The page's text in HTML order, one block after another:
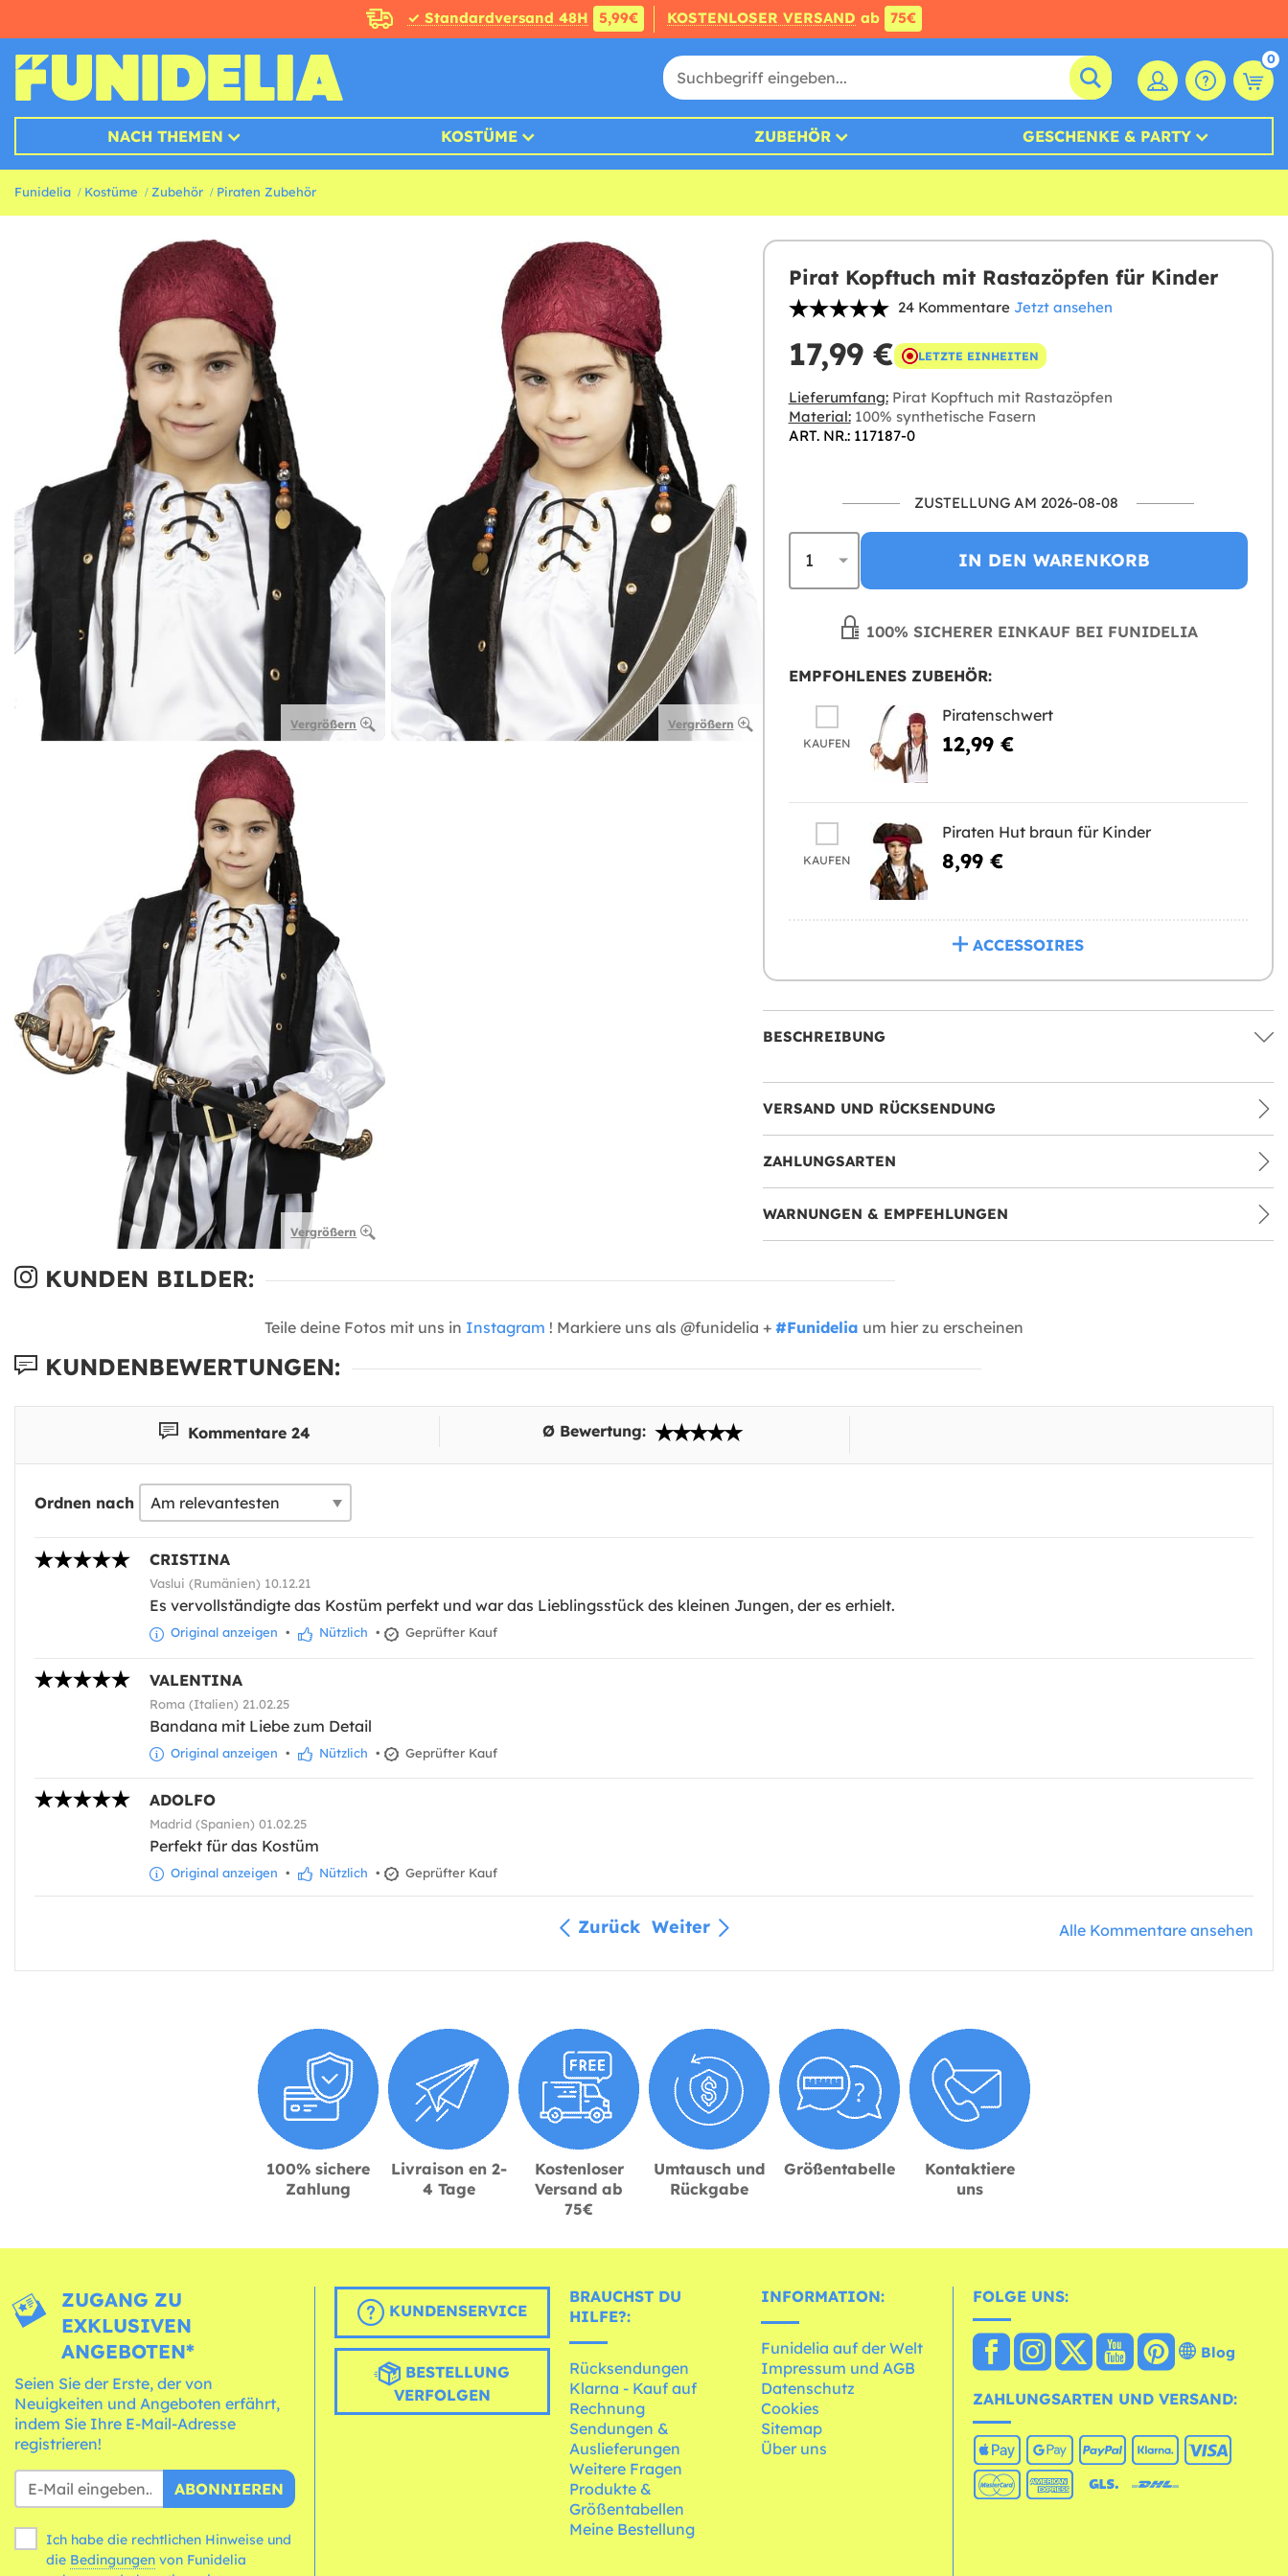
✓ Standardversand 48H 5,99€ KOSTENLOSER VERSAND ab 75€
0
NACH THEMEN KOSTÜME ZUBEHÖR GESCHENKE & PARTY
Funidelia Kostüme Zubehör Piraten Zubehör
Vergrößern Vergrößern
Vergrößern
Pirat Kopftuch mit Rastazöpfen für Kinder
24 Kommentare Jetzt ansehen
17,99 € LETZTE EINHEITEN
Lieferumfang:Pirat Kopftuch mit Rastazöpfen
Material:100% synthetische Fasern
ART. NR.: 117187-0
ZUSTELLUNG AM 2026-08-08
IN DEN WARENKORB
100% SICHERER EINKAUF BEI FUNIDELIA
EMPFOHLENES ZUBEHÖR:
KAUFEN
Piratenschwert
12,99 €
KAUFEN
Piraten Hut braun für Kinder
8,99 €
ACCESSOIRES
BESCHREIBUNG
VERSAND UND RÜCKSENDUNG
ZAHLUNGSARTEN
WARNUNGEN & EMPFEHLUNGEN
KUNDEN BILDER:
Teile deine Fotos mit uns in Instagram ! Markiere uns als @funidelia + #Funidelia um hier zu erscheinen
KUNDENBEWERTUNGEN:
Kommentare 24 Ø Bewertung:
Ordnen nach
CRISTINA
Vaslui (Rumänien) 10.12.21
Es vervollständigte das Kostüm perfekt und war das Lieblingsstück des kleinen Jungen, der es erhielt.
Original anzeigen • Nützlich • Geprüfter Kauf
VALENTINA
Roma (Italien) 21.02.25
Bandana mit Liebe zum Detail
Original anzeigen • Nützlich • Geprüfter Kauf
ADOLFO
Madrid (Spanien) 01.02.25
Perfekt für das Kostüm
Original anzeigen • Nützlich • Geprüfter Kauf
Zurück Weiter Alle Kommentare ansehen
100% sichere
Zahlung
Livraison en 2-
4 Tage
Kostenloser
Versand ab
75€
Umtausch und
Rückgabe
Größentabelle
Kontaktiere
uns
ZUGANG ZU
EXKLUSIVEN
ANGEBOTEN*
Seien Sie der Erste, der von
Neuigkeiten und Angeboten erfährt,
indem Sie Ihre E-Mail-Adresse
registrieren!
ABONNIEREN
Ich habe die rechtlichen Hinweise und
die Bedingungen
KUNDENSERVICE
BESTELLUNG
VERFOLGEN
BRAUCHST DU
HILFE?:
Rücksendungen
Klarna - Kauf auf
Rechnung
Sendungen &
Auslieferungen
Weitere Fragen
Produkte &
Größentabellen
Meine Bestellung
INFORMATION:
Funidelia auf der Welt
Impressum und AGB
Datenschutz
Cookies
Sitemap
Über uns
FOLGE UNS:
Blog
ZAHLUNGSARTEN UND VERSAND: